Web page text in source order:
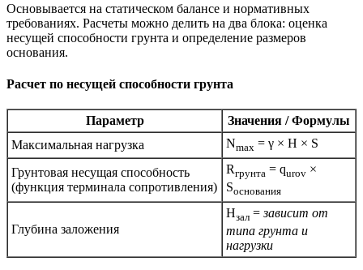
Основывается на статическом балансе и нормативных
требованиях. Расчеты можно делить на два блока: оценка
несущей способности грунта и определение размеров
основания.
Расчет по несущей способности грунта
Параметр
Значения / Формулы
Максимальная нагрузка
Nmax = γ × H × S
Грунтовая несущая способность
(функция терминала сопротивления)
Rгрунта = qurov ×
Sоснования
Глубина заложения
Hзал =зависит от
типа грунта и
нагрузки